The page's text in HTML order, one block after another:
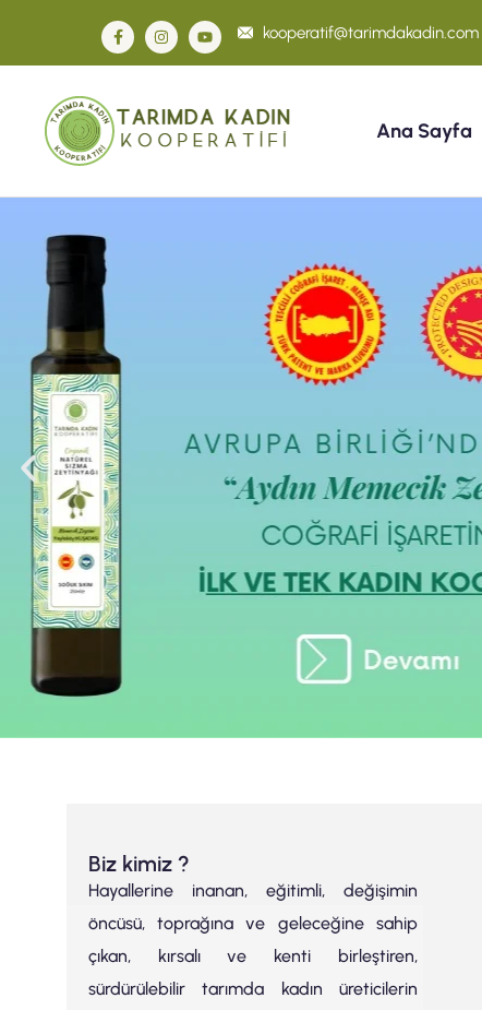
kooperatif@tarimdakadin.com
Ana Sayfa
Biz kimiz ?
Hayallerine inanan, eğitimli, değişimin
öncüsü, toprağına ve geleceğine sahip
çıkan, kırsalı ve kenti birleştiren,
sürdürülebilir tarımda kadın üreticilerin